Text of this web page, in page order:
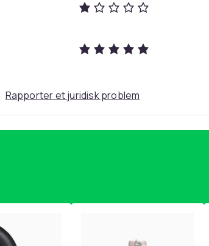
Rapporter et juridisk problem